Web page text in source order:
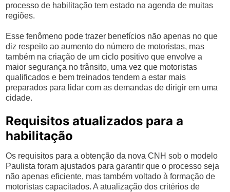
processo de habilitação tem estado na agenda de muitas
regiões.
Esse fenômeno pode trazer benefícios não apenas no que
diz respeito ao aumento do número de motoristas, mas
também na criação de um ciclo positivo que envolve a
maior segurança no trânsito, uma vez que motoristas
qualificados e bem treinados tendem a estar mais
preparados para lidar com as demandas de dirigir em uma
cidade.
Requisitos atualizados para a
habilitação
Os requisitos para a obtenção da nova CNH sob o modelo
Paulista foram ajustados para garantir que o processo seja
não apenas eficiente, mas também voltado à formação de
motoristas capacitados. A atualização dos critérios de